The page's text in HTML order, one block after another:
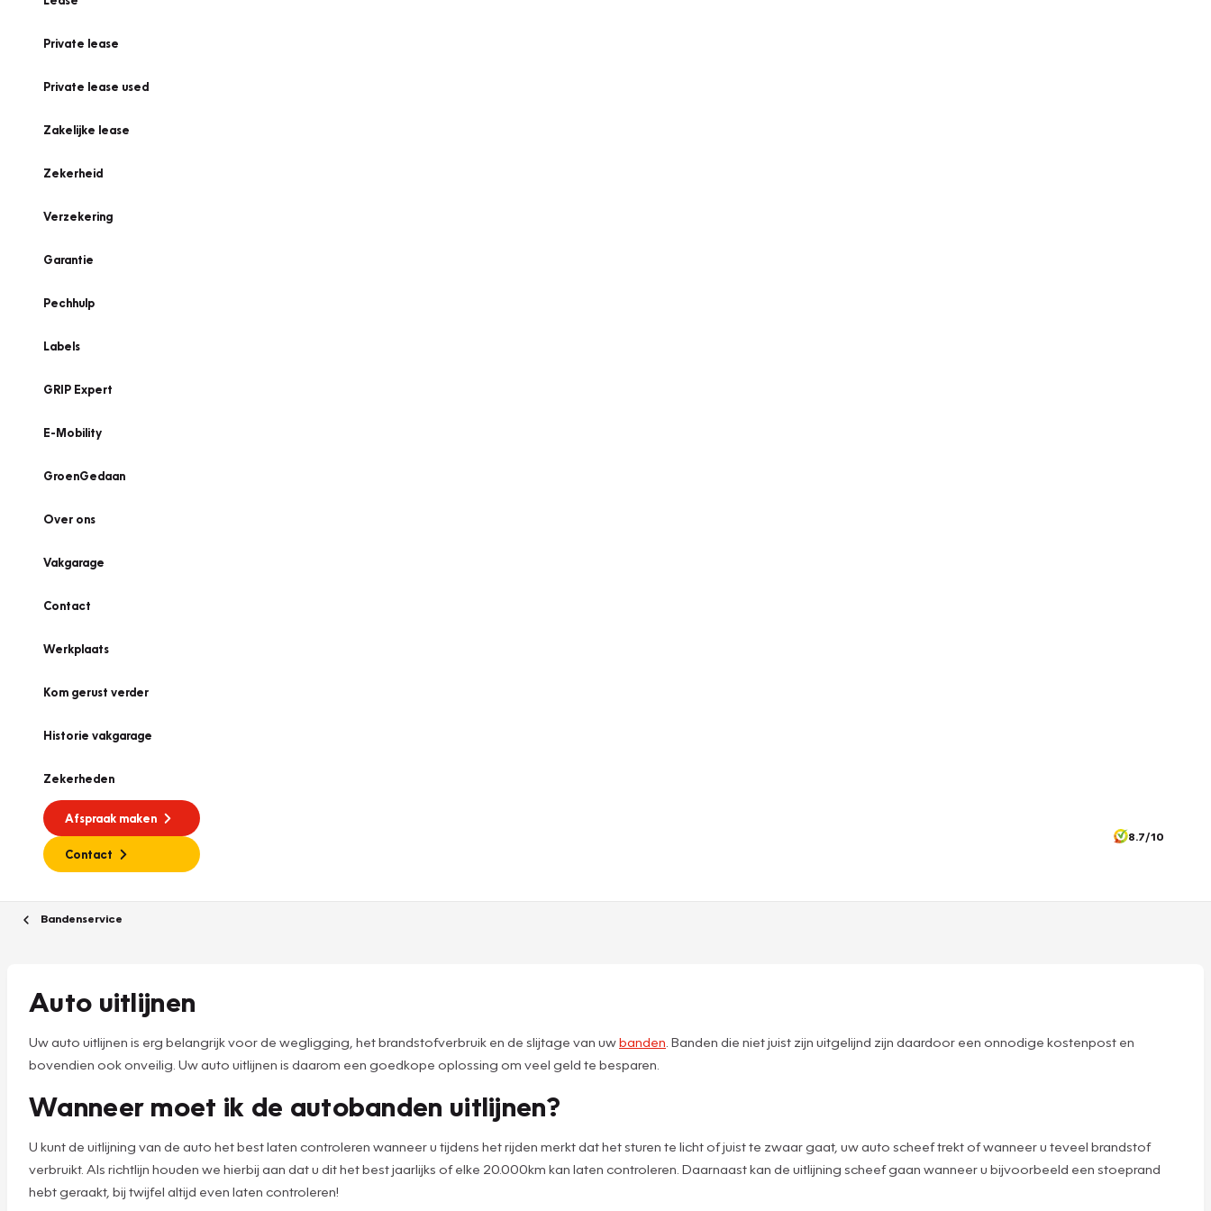
Private lease
Private lease used
Zakelijke lease
Zekerheid
Verzekering
Garantie
Pechhulp
Labels
GRIP Expert
E-Mobility
GroenGedaan
Over ons
Vakgarage
Contact
Werkplaats
Kom gerust verder
Historie vakgarage
Zekerheden
Afspraak maken
Contact
8.7/10
Bandenservice
Auto uitlijnen
Uw auto uitlijnen is erg belangrijk voor de wegligging, het brandstofverbruik en de slijtage van uwbanden . Banden die niet juist zijn uitgelijnd zijn daardoor een onnodige kostenpost en
bovendien ook onveilig. Uw auto uitlijnen is daarom een goedkope oplossing om veel geld te besparen.
Wanneer moet ik de autobanden uitlijnen?
U kunt de uitlijning van de auto het best laten controleren wanneer u tijdens het rijden merkt dat het sturen te licht of juist te zwaar gaat, uw auto scheef trekt of wanneer u teveel brandstof
verbruikt. Als richtlijn houden we hierbij aan dat u dit het best jaarlijks of elke 20.000km kan laten controleren. Daarnaast kan de uitlijning scheef gaan wanneer u bijvoorbeeld een stoeprand
hebt geraakt, bij twijfel altijd even laten controleren!